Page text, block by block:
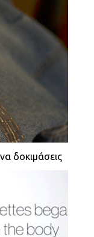
δοκιμάσεις